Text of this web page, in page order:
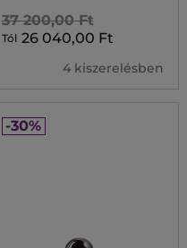
37 200,00 Ft
Tól 26 040,00 Ft
4 kiszerelésben
-30%